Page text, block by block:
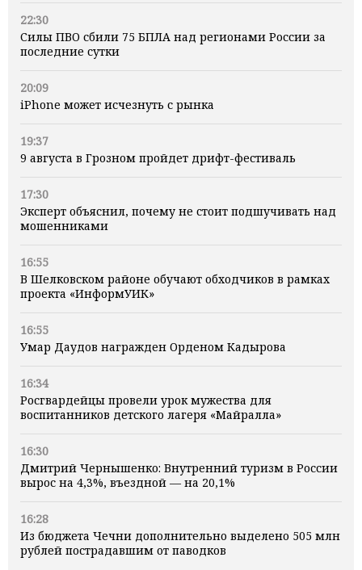
22:30
Силы ПВО сбили 75 БПЛА над регионами России за
последние сутки
20:09
iPhone может исчезнуть с рынка
19:37
9 августа в Грозном пройдет дрифт-фестиваль
17:30
Эксперт объяснил, почему не стоит подшучивать над
мошенниками
16:55
В Шелковском районе обучают обходчиков в рамках
проекта «ИнформУИК»
16:55
Умар Даудов награжден Орденом Кадырова
16:34
Росгвардейцы провели урок мужества для
воспитанников детского лагеря «Майралла»
16:30
Дмитрий Чернышенко: Внутренний туризм в России
вырос на 4,3%, въездной — на 20,1%
16:28
Из бюджета Чечни дополнительно выделено 505 млн
рублей пострадавшим от паводков